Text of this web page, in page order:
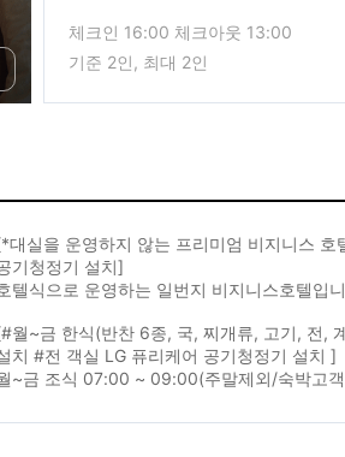
체크인 16:00 체크아웃 13:00
기준 2인, 최대 2인
대실을 운영하지 않는 프리미엄 비지니스
기청정기 설치]
텔식으로 운영하는 일번지 비지니스호텔입
월~금 한식(반찬 6종, 국, 찌개류, 고기, 전,
치 #전 객실 LG 퓨리케어 공기청정기 설치 ]
~금 조식 07:00 ~ 09:00(주말제외/숙박고